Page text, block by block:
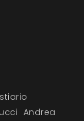
Andrea